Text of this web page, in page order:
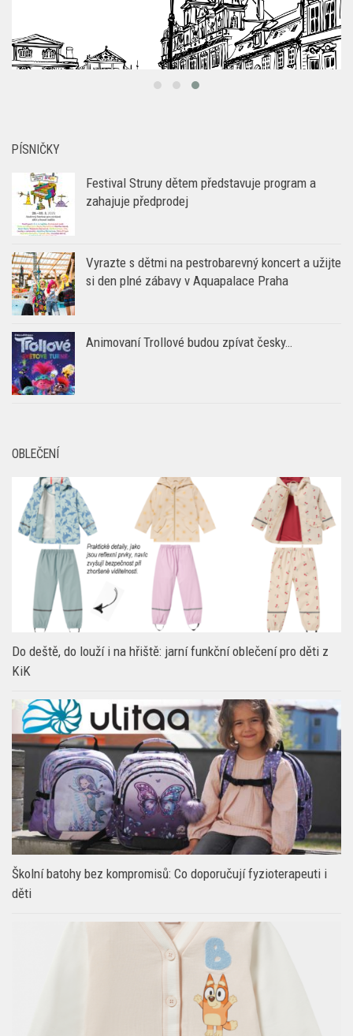
PÍSNIČKY
Festival Struny dětem představuje program a
zahajuje předprodej
OBLEČENÍ
Do deště, do louží i na hřiště: jarní funkční oblečení pro děti z
Školní batohy bez kompromisů: Co doporučují fyzioterapeuti i
děti
Pohodlí i zábava s oblečením se slušivými motivy Bluey